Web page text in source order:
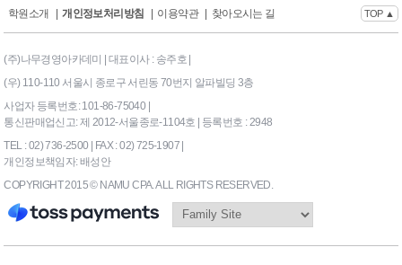
학원소개 | 개인정보처리방침 | 이용약관 | 찾아오시는 길 TOP ▲
(주)나무경영아카데미 | 대표이사 : 송주호 |
(우) 110-110 서울시 종로구 서린동 70번지 알파빌딩 3층
사업자 등록번호: 101-86-75040 |
통신판매업신고: 제 2012-서울종로-1104호 | 등록번호 : 2948
TEL : 02) 736-2500 | FAX : 02) 725-1907 |
개인정보책임자: 배성안
COPYRIGHT 2015 © NAMU CPA. ALL RIGHTS RESERVED.169|End Timer : 0.09375